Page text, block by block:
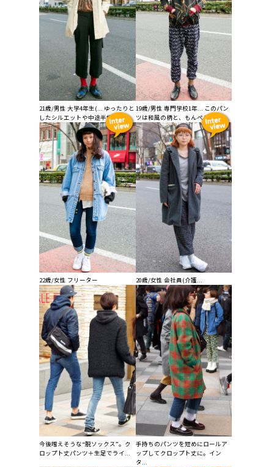
21歳/男性 大学4年生(... ゆったりと
したシルエットや中途半端な...
19歳/男性 専門学校1年... このパン
ツは和風の柄と、もんぺみたい...
22歳/女性 フリーター 20歳/女性 会社員(介護...
今後増えそうな“脱ソックス”。ク
ロップト丈パンツ＋生足でライ...
手持ちのパンツを短めにロールア
ップしてクロップト丈に。イン
タ...